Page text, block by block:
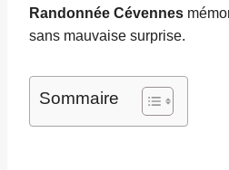
Randonnée Cévennes
sans mauvaise surprise.
Sommaire